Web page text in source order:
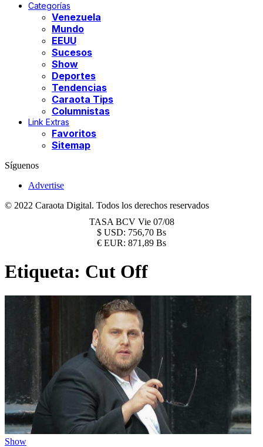
Categorías
Venezuela
Mundo
EEUU
Sucesos
Show
Deportes
Tendencias
Caraota Tips
Columnistas
Link Extras
Favoritos
Sitemap
Síguenos
Advertise
© 2022 Caraota Digital. Todos los derechos reservados
TASA BCV Vie 07/08
$ USD: 756,70 Bs
€ EUR: 871,89 Bs
Etiqueta: Cut Off
Show